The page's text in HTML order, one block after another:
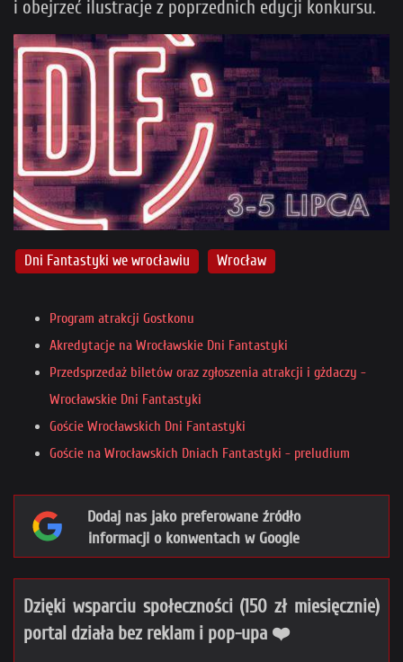
i obejrzeć ilustracje z poprzednich edycji konkursu.
Dni Fantastyki we wrocławiu Wrocław
Program atrakcji Gostkonu
Akredytacje na Wrocławskie Dni Fantastyki
Przedsprzedaż biletów oraz zgłoszenia atrakcji i gżdaczy -
Wrocławskie Dni Fantastyki
Goście Wrocławskich Dni Fantastyki
Goście na Wrocławskich Dniach Fantastyki - preludium
Dodaj nas jako preferowane źródło
informacji o konwentach w Google
Dzięki wsparciu społeczności (150 zł miesięcznie)
portal działa bez reklam i pop-upa ❤️